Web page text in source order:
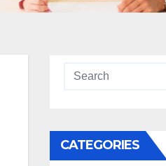
CATEGORIES